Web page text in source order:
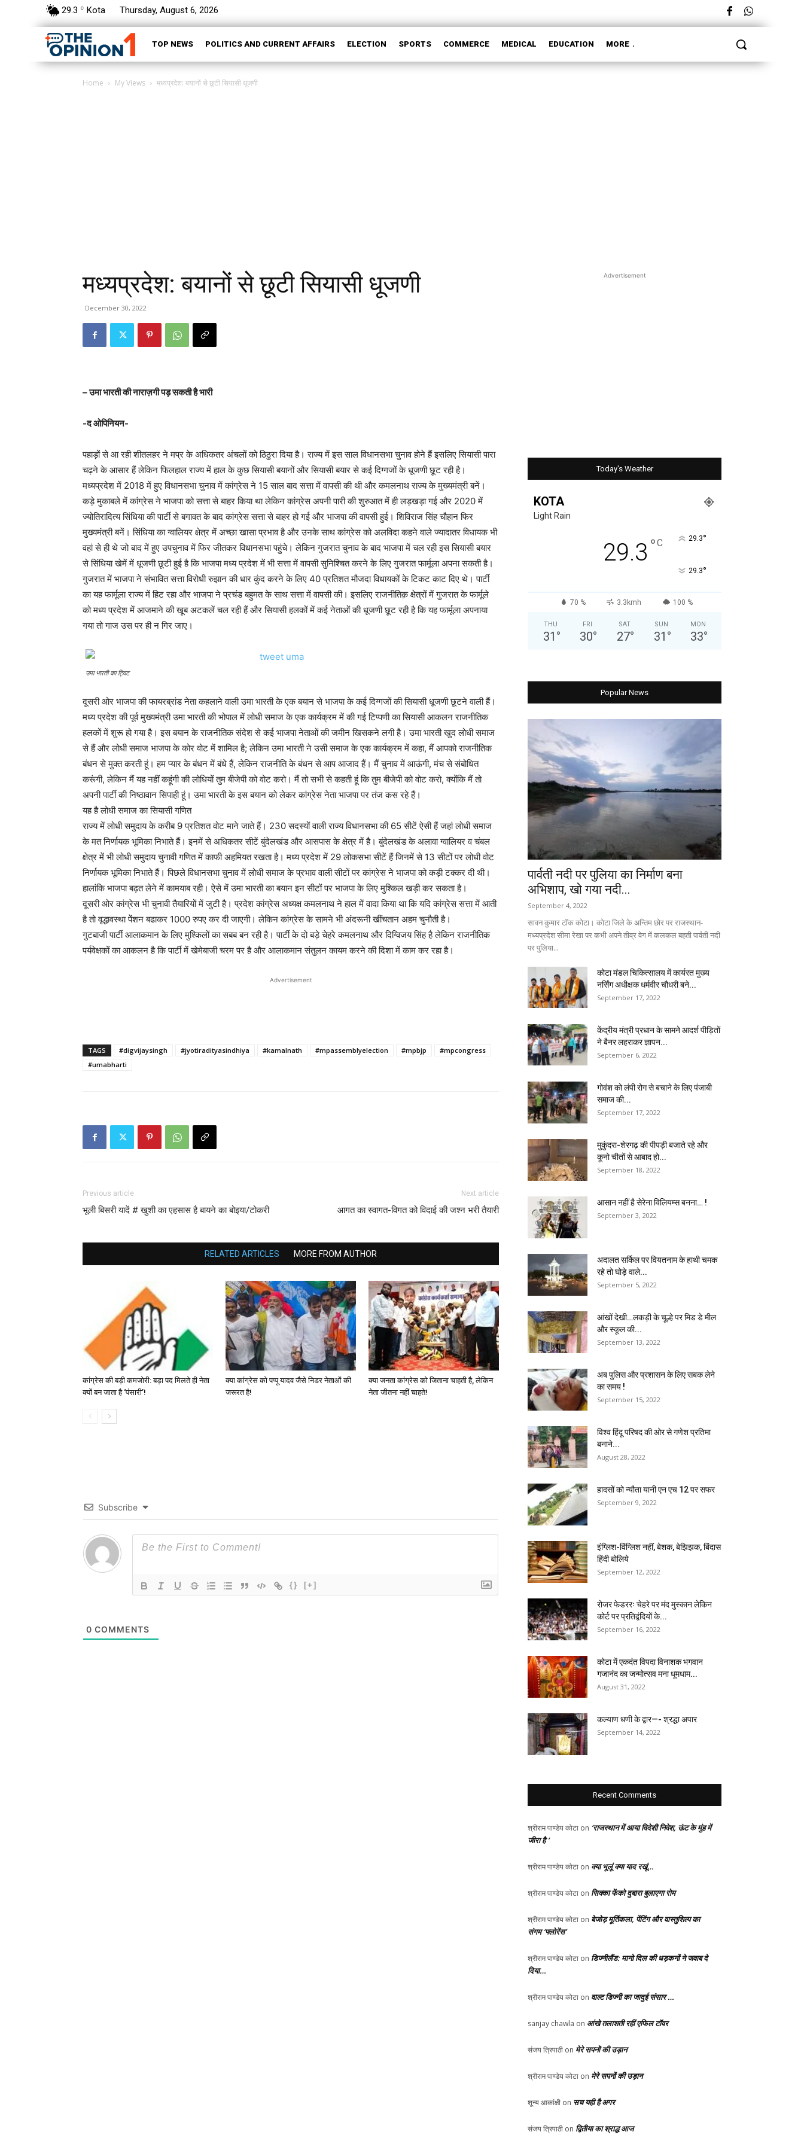
29.3 C Kota Thursday, August 6, 2026
TOP NEWS POLITICS AND CURRENT AFFAIRS ELECTION SPORTS COMMERCE MEDICAL EDUCATION MORE
Home My Views मध्यप्रदेश: बयानों से छूटी सियासी धूजणी
मध्यप्रदेश: बयानों से छूटी सियासी धूजणी
December 30, 2022
– उमा भारती की नाराज़गी पड़ सकती है भारी
-द ओपिनियन-
पहाड़ों से आ रही शीतलहर ने मप्र के अधिकतर अंचलों को ठिठुरा दिया है। राज्य में इस साल विधानसभा चुनाव होने हैं इसलिए सियासी पारा
चढ़ने के आसार हैं लेकिन फिलहाल राज्य में हाल के कुछ सियासी बयानों और सियासी बयार से कई दिग्गजों के धूजणी छूट रही है।
मध्यप्रदेश में 2018 में हुए विधानसभा चुनाव में कांग्रेस ने 15 साल बाद सत्ता में वापसी की थी और कमलनाथ राज्य के मुख्यमंत्री बनें।
कड़े मुकाबले में कांग्रेस ने भाजपा को सत्ता से बाहर किया था लेकिन कांग्रेस अपनी पारी की शुरुआत में ही लड़खड़ा गई और 2020 में
ज्योतिरादित्य सिंधिया की पार्टी से बगावत के बाद कांग्रेस सत्ता से बाहर हो गई और भाजपा की वापसी हुई। शिविराज सिंह चौहान फिर
मुख्यमंत्री बनें। सिंधिया का ग्वालियर क्षेत्र में अच्छा खासा प्रभाव है और उनके साथ कांग्रेस को अलविदा कहने वाले ज्यादातर विधायक भी
वहां से ही थे जो बाद में हुए उपचुनाव में फिर जीतकर विधानसभा पहुंचे। लेकिन गुजरात चुनाव के बाद भाजपा में चल रही इस सियासी बयार
से सिंधिया खेमें में धूजणी छूटी हुई है कि भाजपा मध्य प्रदेश में भी सत्ता में वापसी सुनिश्चित करने के लिए गुजरात फार्मूला अपना सकती है।
गुजरात में भाजपा ने संभावित सत्ता विरोधी रुझान की धार कुंद करने के लिए 40 प्रतिशत मौजदा विधायकों के टिकट काट दिए थे। पार्टी
का यह फार्मूला राज्य में हिट रहा और भाजपा ने प्रचंड बहुमत के साथ सत्ता में वापसी की। इसलिए राजनीतिक़ क्षेत्रों में गुजरात के फार्मूले
को मध्य प्रदेश में आजमाने की खूब अटकलें चल रही हैं और सियासी हलकों में कई नेताओं की धूजणी छूट रही है कि यह फार्मूला अपनाया
गया तो गाज उस पर ही न गिर जाए।
उमा भारती का ट्विट
दूसरी ओर भाजपा की फायरब्रांड नेता कहलाने वाली उमा भारती के एक बयान से भाजपा के कई दिग्गजों की सियासी धूजणी छूटने वाली हैं।
मध्य प्रदेश की पूर्व मुख्यमंत्री उमा भारती की भोपाल में लोधी समाज के एक कार्यक्रम में की गई टिप्पणी का सियासी आकलन राजनीतिक
हलकों में शुरू हो गया है। इस बयान के राजनीतिक संदेश से कई भाजपा नेताओं की जमीन खिसकने लगी है। उमा भारती खुद लोधी समाज
से हैं और लोधी समाज भाजपा के कोर वोट में शामिल है; लेकिन उमा भारती ने उसी समाज के एक कार्यक्रम में कहा, मैं आपको राजनीतिक
बंधन से मुक्त करती हूं। हम प्यार के बंधन में बंधे हैं, लेकिन राजनीति के बंधन से आप आजाद हैं। मैं चुनाव में आऊंगी, मंच से संबोधित
करूंगी, लेकिन मैं यह नहीं कहूंगी की लोधियों तुम बीजेपी को वोट करो। मैं तो सभी से कहती हूं कि तुम बीजेपी को वोट करो, क्योंकि मैं तो
अपनी पार्टी की निष्ठावान सिपाही हूं। उमा भारती के इस बयान को लेकर कांग्रेस नेता भाजपा पर तंज कस रहे हैं।
यह है लोधी समाज का सियासी गणित
राज्य में लोधी समुदाय के करीब 9 प्रतिशत वोट माने जाते हैं। 230 सदस्यों वाली राज्य विधानसभा की 65 सीटें ऐसी हैं जहां लोधी समाज
के मत निर्णायक भूमिका निभाते हैं। इनमें से अधिकतर सीटें बुंदेलखंड और आसपास के क्षेत्र में है। बुंदेलखंड के अलावा ग्वालियर व चंबल
क्षेत्र में भी लोधी समुदाय चुनावी गणित में काफी अहमियत रखता है। मध्य प्रदेश में 29 लोकसभा सीटें हैं जिनमें से 13 सीटों पर लोधी वोट
निर्णायक भूमिका निभाते हैं। पिछले विधानसभा चुनाव में लोधी समाज के प्रभाव वाली सीटों पर कांग्रेस ने भाजपा को कड़ी टक्कर दी थी।
हालांकि भाजपा बढ़त लेने में कामयाब रही। ऐसे में उमा भारती का बयान इन सीटों पर भाजपा के लिए मुश्किल खड़ी कर सकता है।
दूसरी ओर कांग्रेस भी चुनावी तैयारियों में जुटी है। प्रदेश कांग्रेस अध्यक्ष कमलनाथ ने हाल में वादा किया था कि यदि कांग्रेस सत्ता में आती
है तो वृद्धावस्था पेेंशन बढाकर 1000 रुपए कर दी जाएगी। लेकिन कांग्रेस के सामने भी अंदरूनी खींचतान अहम चुनौती है।
गुटबाजी पार्टी आलाकमान के लिए मुश्किलों का सबब बन रही है। पार्टी के दो बड़े चेहरे कमलनाथ और दिग्विजय सिंह है लेकिन राजनीतिक
पर्यवेक्षकों का आकलन है कि पार्टी में खेमेबाजी चरम पर है और आलाकमान संतुलन कायम करने की दिशा में काम कर रहा है।
Advertisement
TAGS #digvijaysingh #jyotiradityasindhiya #kamalnath #mpassemblyelection #mpbjp
#mpcongress
#umabharti
Previous article
भूली बिसरी यादें # खुशी का एहसास है बायने का बोइया/टोकरी
Next article
आगत का स्वागत-विगत को विदाई की जश्न भरी तैयारी
RELATED ARTICLES MORE FROM AUTHOR
कांग्रेस की बड़ी कमजोरी: बड़ा पद मिलते ही नेता
क्यों बन जाता है ‘पंसारी’!
क्या कांग्रेस को पप्पू यादव जैसे निडर नेताओं की
जरूरत है!
क्या जनता कांग्रेस को जिताना चाहती है, लेकिन
नेता जीतना नहीं चाहते!
Subscribe
{} [+]
0 COMMENTS
Advertisement
Today's Weather
KOTA
Light Rain
29.3 °C 29.3°
29.3°
70 % 3.3kmh 100 %
THU
31 °
FRI
30°
SAT
27°
SUN
31 °
MON
33°
Popular News
पार्वती नदी पर पुलिया का निर्माण बना
अभिशाप, खो गया नदी...
September 4, 2022
सावन कुमार टॉक कोटा। कोटा जिले के अन्तिम छोर पर राजस्थान-
मध्यप्रदेश सीमा रेखा पर कभी अपने तीव्र वेग में कलकल बहती पार्वती नदी
पर पुलिया...
कोटा मंडल चिकित्सालय में कार्यरत मुख्य
नर्सिंग अधीक्षक धर्मवीर चौधरी बने...
September 17, 2022
केंद्रीय मंत्री प्रधान के सामने आदर्श पीड़ितों
ने बैनर लहराकर ज्ञापन...
September 6, 2022
गोवंश को लंपी रोग से बचाने के लिए पंजाबी
समाज की...
September 17, 2022
मुकुंदरा-शेरगढ़ की पीपड़ी बजाते रहे और
कूनो चीतों से आबाद हो...
September 18, 2022
आसान नहीं है सेरेना विलियम्स बनना… !
September 3, 2022
अदालत सर्किल पर वियतनाम के हाथी चमक
रहे तो घोड़े वाले...
September 5, 2022
आंखों देखी…लकड़ी के चूल्हे पर मिड डे मील
और स्कूल की...
September 13, 2022
अब पुलिस और प्रशासन के लिए सबक लेने
का समय !
September 15, 2022
विश्व हिंदू परिषद की ओर से गणेश प्रतिमा
बनाने...
August 28, 2022
हादसों को न्यौता यानी एन एच 12 पर सफर
September 9, 2022
इंग्लिश-विंग्लिश नहीं, बेशक, बेझिझक, बिंदास
हिंदी बोलिये
September 12, 2022
रोजर फेडररः चेहरे पर मंद मुस्कान लेकिन
कोर्ट पर प्रतिद्वंदियों के...
September 16, 2022
कोटा में एकदंत विपदा विनाशक भगवान
गजानंद का जन्मोत्सव मना धूमधाम...
August 31, 2022
कल्याण धणी के द्वार—- श्रद्धा अपार
September 14, 2022
Recent Comments
श्रीराम पाण्डेय कोटा on ‘राजस्थान में आया विदेशी निवेश, ऊंट के मुंह में
जीरा है ‘
श्रीराम पाण्डेय कोटा on क्या भूलूं क्या याद रखूं…
श्रीराम पाण्डेय कोटा on सिक्का फेंको दुबारा बुलाएगा रोम
श्रीराम पाण्डेय कोटा on बेजोड़ मूर्तिकला, पेंटिंग और वास्तुशिल्प का
संगम ‘फ्लोरेंस’
श्रीराम पाण्डेय कोटा on डिज्नीलैंड: मानो दिल की धड़कनों ने जवाब दे
दिया…
श्रीराम पाण्डेय कोटा on वाल्ट डिज्नी का जादुई संसार …
sanjay chawla on आंखे तलाशती रहीं एफिल टॉवर
संजय त्रिपाठी on मेरे सपनों की उड़ान
श्रीराम पाण्डेय कोटा on मेरे सपनों की उड़ान
शून्य आकांक्षी on सच यही है अगर
संजय त्रिपाठी on द्वितीया का श्राद्ध आज